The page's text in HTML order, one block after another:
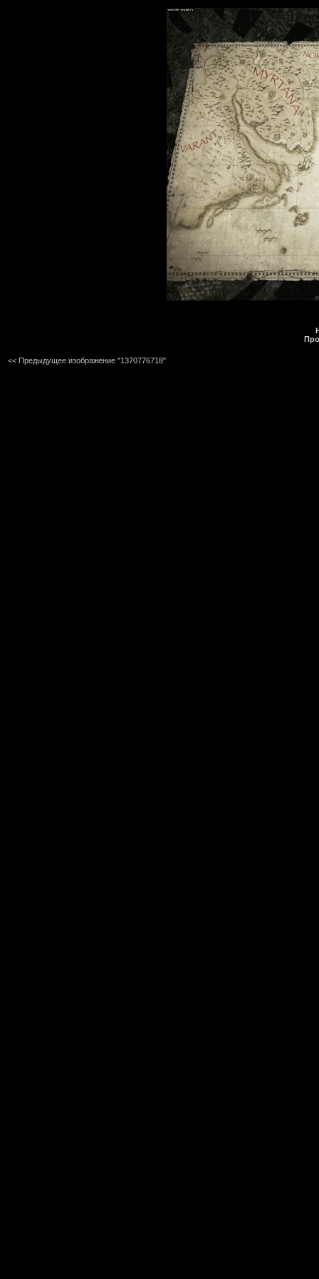
<< Предыдущее изображение "1370776718"